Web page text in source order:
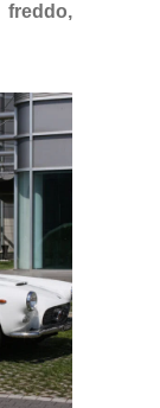
freddo,